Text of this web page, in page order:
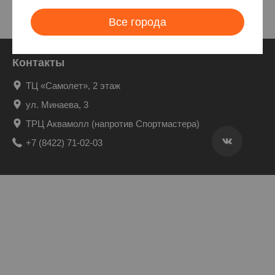
Контакты
ТЦ «Самолет», 2 этаж
ул. Минаева, 3
ТРЦ Аквамолл (напротив Спортмастера)
+7 (8422) 71-02-03
Все города